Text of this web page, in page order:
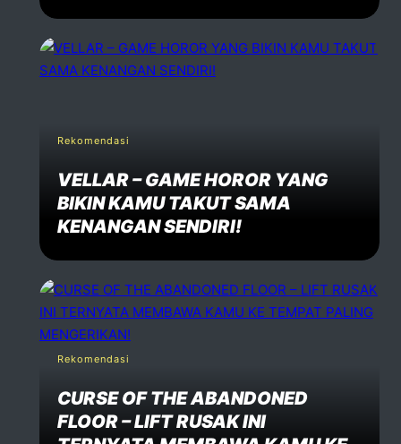
Post Comment
Rekomendasi
VELLAR – GAME HOROR YANG
BIKIN KAMU TAKUT SAMA
KENANGAN SENDIRI!
Rekomendasi
CURSE OF THE ABANDONED
FLOOR – LIFT RUSAK INI